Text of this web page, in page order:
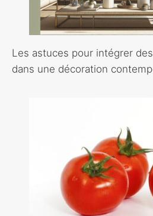
Les astuces pour intégrer
dans une décoration